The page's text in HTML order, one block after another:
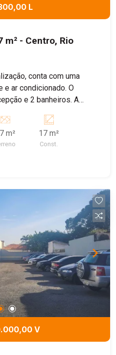
L
m² - Centro, Rio
conta com uma
ar condicionado. O
e 2 banheiros. A
m² 17 m²
Const.
V